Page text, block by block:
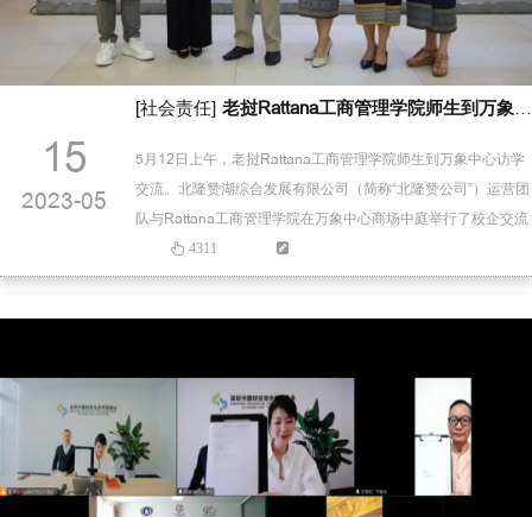
15
2023-05
[社会责任] 老挝Rattana工商管理学院师生到万象中心访学交流
5月12日上午，老挝Rattana工商管理学院师生到万象中心访学
交流。北隆赞湖综合发展有限公司（简称“北隆赞公司”）运营团
队与Rattana工商管理学院在万象中心商场中庭举行了校企交流
会。活动中，校企双方就加强合作与交流、拓宽高校学生的就
业渠道、为企业培养高素质应用型人才等主题展开交流。公司
4311